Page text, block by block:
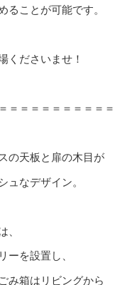
ることが可能です。
くださいませ！
＝＝＝＝＝＝＝＝＝＝
の天板と扉の木目が
ュなデザイン。
ーを設置し、
み箱はリビングから